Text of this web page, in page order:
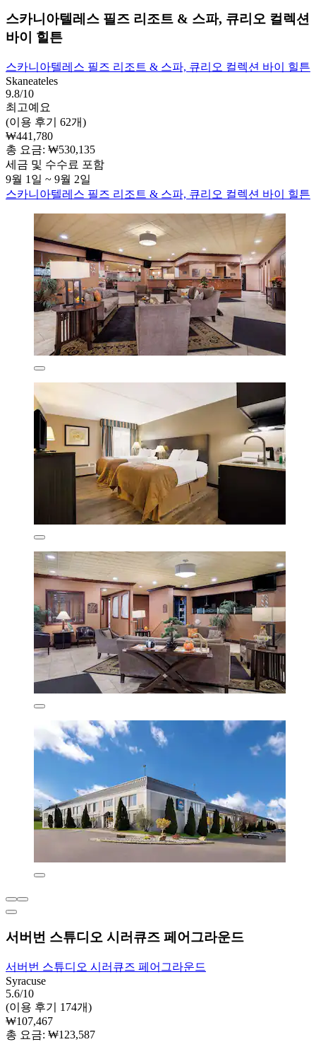
스카니아텔레스 필즈 리조트 & 스파, 큐리오 컬렉션
바이 힐튼
스카니아텔레스 필즈 리조트 & 스파, 큐리오 컬렉션 바이 힐튼
Skaneateles
9.8/10
최고예요
(이용 후기 62개)
₩441,780
총 요금: ₩530,135
세금 및 수수료 포함
9월 1일 ~ 9월 2일
스카니아텔레스 필즈 리조트 & 스파, 큐리오 컬렉션 바이 힐튼
서버번 스튜디오 시러큐즈 페어그라운드
서버번 스튜디오 시러큐즈 페어그라운드
Syracuse
5.6/10
(이용 후기 174개)
₩107,467
총 요금: ₩123,587